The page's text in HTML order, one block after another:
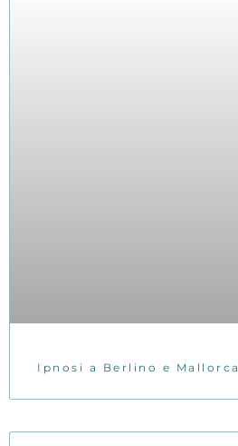
Ipnosi a Berlino e Mallorca